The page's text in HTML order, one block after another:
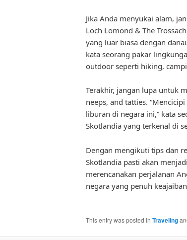
Jika Anda menyukai alam,
Loch Lomond & The
yang luar biasa dengan
kata seorang pakar
outdoor seperti hiking,
Terakhir, jangan lupa untuk
neeps, and tatties.
liburan di negara ini,” kata
Skotlandia yang terkenal di
Dengan mengikuti tips dan
Skotlandia pasti akan
merencanakan perjalanan
negara yang penuh
This entry was posted in Traveling